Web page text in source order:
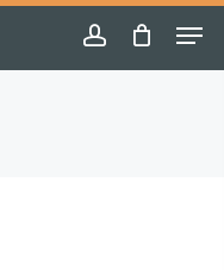
account